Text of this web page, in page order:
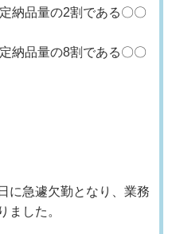
納品量の2割である〇〇
納品量の8割である〇〇
に急遽欠勤となり、業務
ました。